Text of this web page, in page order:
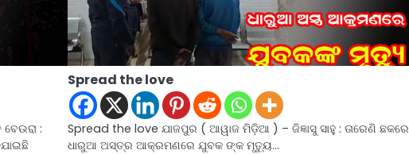
:
Spread the love
Spread the love ଯାଜପୁର ( ଆୱାଜ ମିଡ଼ିଆ ) – ଜିଜ୍ଞାସୁ ସାହୁ : ତାରେଣି ଛକରେ
ଧାରୁଆ ଅସ୍ତ୍ର ଆକ୍ରମଣରେ ଯୁବକ ଙ୍କ ମୃତ୍ୟୁ…